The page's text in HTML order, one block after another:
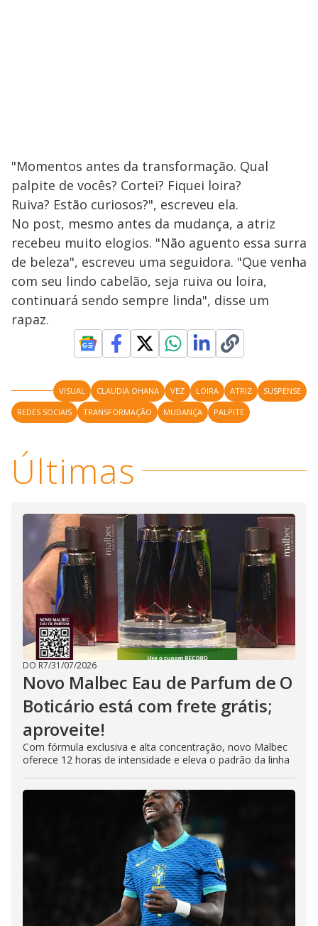
"Momentos antes da transformação. Qual
palpite de vocês? Cortei? Fiquei loira?
Ruiva? Estão curiosos?", escreveu ela.
No post, mesmo antes da mudança, a atriz
recebeu muito elogios. "Não aguento essa surra
de beleza", escreveu uma seguidora. "Que venha
com seu lindo cabelão, seja ruiva ou loira,
continuará sendo sempre linda", disse um
rapaz.
VISUAL CLAUDIA OHANA VEZ LOIRA ATRIZ
SUSPENSE
REDES SOCIAIS
TRANSFORMAÇÃO MUDANÇA PALPITE
Últimas
DO R7/31/07/2026
Novo Malbec Eau de Parfum de O
Boticário está com frete grátis;
aproveite!
Com fórmula exclusiva e alta concentração, novo Malbec
oferece 12 horas de intensidade e eleva o padrão da linha